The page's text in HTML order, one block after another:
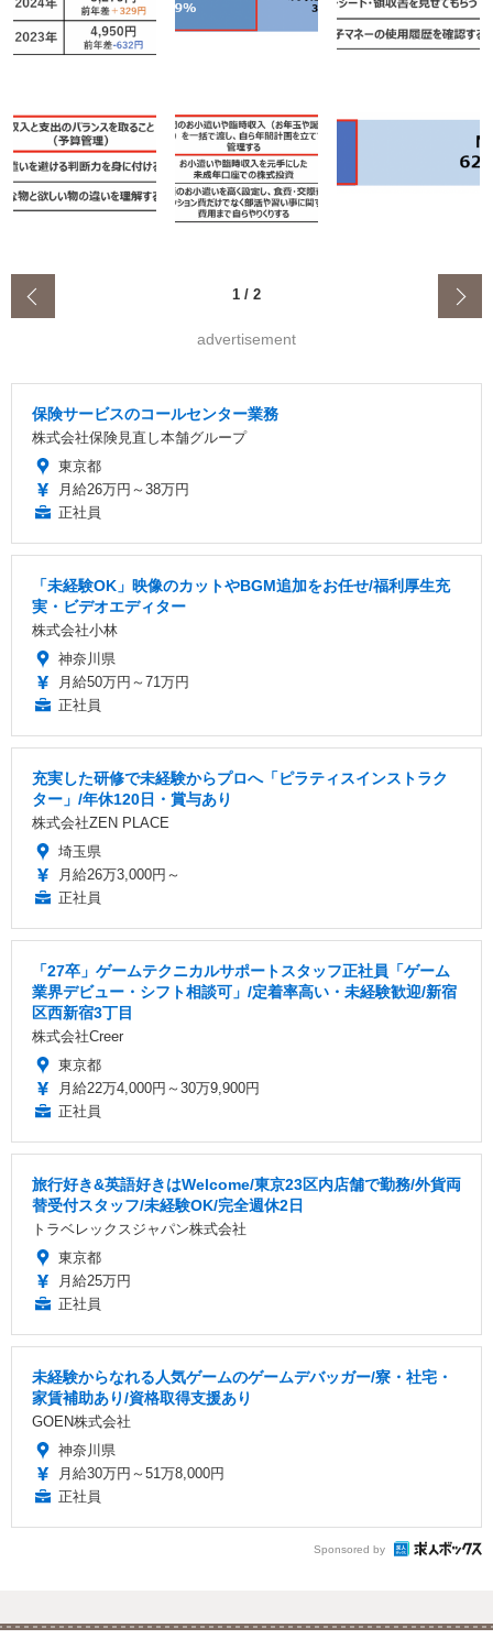
1 / 2
advertisement
保険サービスのコールセンター業務
株式会社保険見直し本舗グループ
東京都
月給26万円～38万円
正社員
「未経験OK」映像のカットやBGM追加をお任せ/福利厚生充
実・ビデオエディター
株式会社小林
神奈川県
月給50万円～71万円
正社員
充実した研修で未経験からプロへ「ピラティスインストラク
ター」/年休120日・賞与あり
株式会社ZEN PLACE
埼玉県
月給26万3,000円～
正社員
「27卒」ゲームテクニカルサポートスタッフ正社員「ゲーム
業界デビュー・シフト相談可」/定着率高い・未経験歓迎/新宿
区西新宿3丁目
株式会社Creer
東京都
月給22万4,000円～30万9,900円
正社員
旅行好き&英語好きはWelcome/東京23区内店舗で勤務/外貨両
替受付スタッフ/未経験OK/完全週休2日
トラベレックスジャパン株式会社
東京都
月給25万円
正社員
未経験からなれる人気ゲームのゲームデバッガー/寮・社宅・
家賃補助あり/資格取得支援あり
GOEN株式会社
神奈川県
月給30万円～51万8,000円
正社員
Sponsored by